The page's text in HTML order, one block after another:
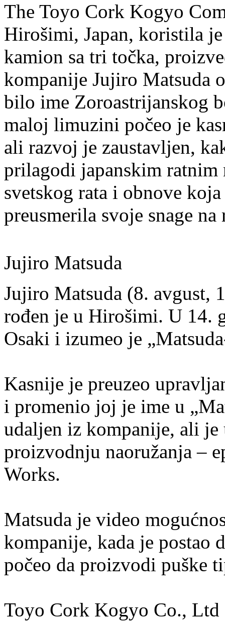
The Toyo Cork Kogyo
Hirošimi, Japan, koristila
kamion sa tri točka,
kompanije Jujiro Matsuda
bilo ime Zoroastrijanskog
maloj limuzini počeo je
ali razvoj je zaustavljen,
prilagodi japanskim
svetskog rata i obnove
preusmerila svoje snage
Jujiro Matsuda
Jujiro Matsuda (8. avgust,
rođen je u Hirošimi. U 14.
Osaki i izumeo je
Kasnije je preuzeo
i promenio joj je ime u
udaljen iz kompanije, ali je
proizvodnju naoružanja –
Works.
Matsuda je video
kompanije, kada je postao
počeo da proizvodi puške
Toyo Cork Kogyo Co., Ltd